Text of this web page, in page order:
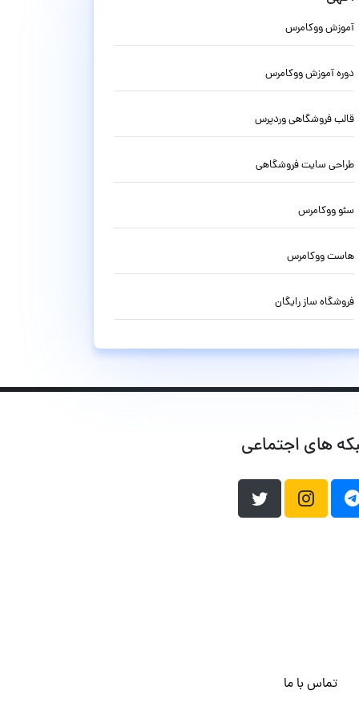
آموزش ووکامرس
دوره آموزش ووکامرس
قالب فروشگاهی وردپرس
طراحی سایت فروشگاهی
سئو ووکامرس
هاست ووکامرس
فروشگاه ساز رایگان
های اجتماعی
تماس با ما